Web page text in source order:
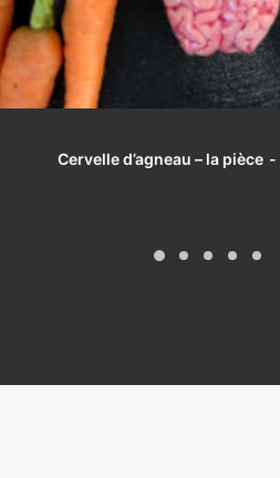
LIRE LA SUITE
Cervelle d’agneau – la pièce